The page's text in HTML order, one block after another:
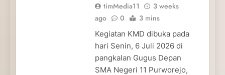
timMedia11
3 weeks
ago
0 3 mins
Kegiatan KMD dibuka pada
hari Senin, 6 Juli 2026 di
pangkalan Gugus Depan
SMA Negeri 11 Purworejo,